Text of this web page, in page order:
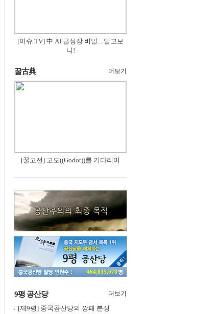
[이슈 TV] 中 AI 급성장 비밀... 알고보
니!
꿀古典 더보기
[꿀고전] 고도((Godot))를 기다리며
464,835,078
9평 공산당 더보기
[제9평] 중국공산당의 깡패 본성